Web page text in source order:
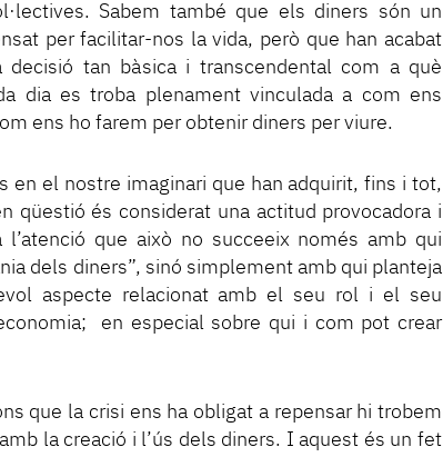
Sabem també que els diners són un
per facilitar-nos la vida, però que han acabat
tan bàsica i transcendental com a què
dia es troba plenament vinculada a com ens
ens ho farem per obtenir diners per viure.
en el nostre imaginari que han adquirit, fins i tot,
qüestió és considerat una actitud provocadora i
que això no succeeix només amb qui
dels diners”, sinó simplement amb qui planteja
aspecte relacionat amb el seu rol i el seu
en especial sobre qui i com pot crear
que la crisi ens ha obligat a repensar hi trobem
la creació i l’ús dels diners. I aquest és un fet